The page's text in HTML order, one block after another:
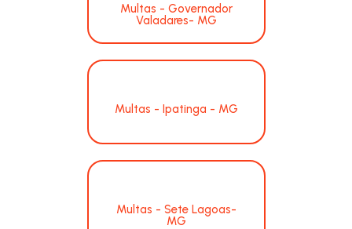
Multas - Governador
Valadares- MG
Multas - Ipatinga - MG
Multas - Sete Lagoas-
MG